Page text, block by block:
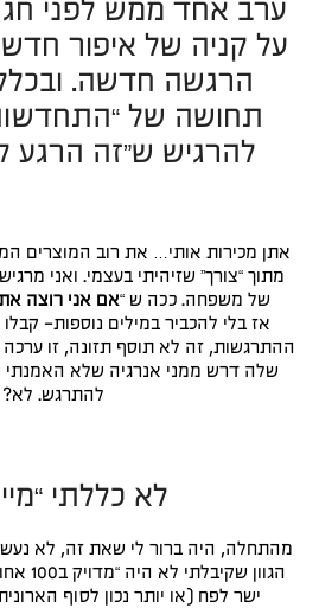
ערב אחד ממש לפני
על קניה של איפור
הרגשה חדשה.
תחושה של
להרגיש ש”זה הרגע
אתן מכירות אותי… את רוב המוצרים
מתוך “צורך” שזיהיתי בעצמי. ואני
של משפחה. ככה ש “אם אני רוצה
אז בלי להכביר במילים נוספות-
ההתרגשות, זה לא תוסף תזונה, זו
שלה דרש ממני אנרגיה שלא
להתרגש. לא?
לא כללתי
מהתחלה, היה ברור לי שאת זה, לא
הגוון
ישר לפח (או יותר נכון לסוף